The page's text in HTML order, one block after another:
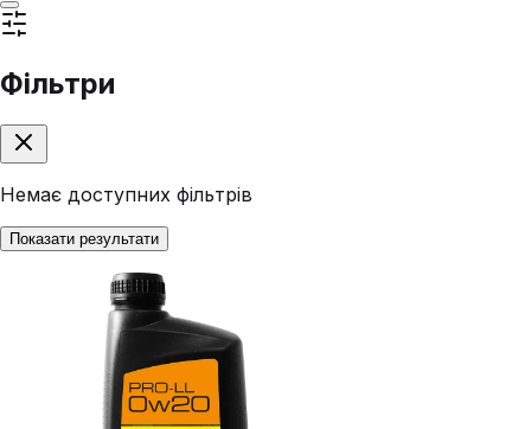
Фільтри
Немає доступних фільтрів
Показати результати